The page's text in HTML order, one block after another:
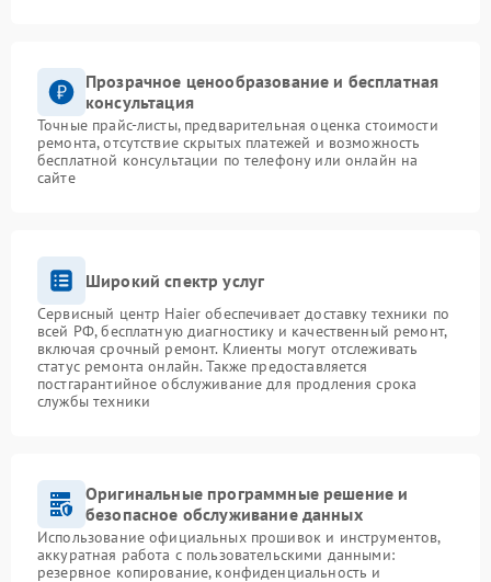
Прозрачное ценообразование и бесплатная
консультация
Точные прайс-листы, предварительная оценка стоимости
ремонта, отсутствие скрытых платежей и возможность
бесплатной консультации по телефону или онлайн на
сайте
Широкий спектр услуг
Сервисный центр Haier обеспечивает доставку техники по
всей РФ, бесплатную диагностику и качественный ремонт,
включая срочный ремонт. Клиенты могут отслеживать
статус ремонта онлайн. Также предоставляется
постгарантийное обслуживание для продления срока
службы техники
Оригинальные программные решение и
безопасное обслуживание данных
Использование официальных прошивок и инструментов,
аккуратная работа с пользовательскими данными:
резервное копирование, конфиденциальность и